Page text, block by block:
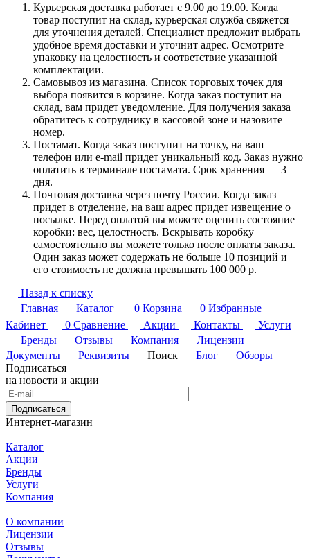
Курьерская доставка работает с 9.00 до 19.00. Когда
товар поступит на склад, курьерская служба свяжется
для уточнения деталей. Специалист предложит выбрать
удобное время доставки и уточнит адрес. Осмотрите
упаковку на целостность и соответствие указанной
комплектации.
Самовывоз из магазина. Список торговых точек для
выбора появится в корзине. Когда заказ поступит на
склад, вам придет уведомление. Для получения заказа
обратитесь к сотруднику в кассовой зоне и назовите
номер.
Постамат. Когда заказ поступит на точку, на ваш
телефон или e-mail придет уникальный код. Заказ нужно
оплатить в терминале постамата. Срок хранения — 3
дня.
Почтовая доставка через почту России. Когда заказ
придет в отделение, на ваш адрес придет извещение о
посылке. Перед оплатой вы можете оценить состояние
коробки: вес, целостность. Вскрывать коробку
самостоятельно вы можете только после оплаты заказа.
Один заказ может содержать не больше 10 позиций и
его стоимость не должна превышать 100 000 р.
Назад к списку
Главная
Каталог 0 Корзина 0 Избранные
Кабинет
0 Сравнение Акции Контакты
Услуги
Бренды
Отзывы Компания
Лицензии
Документы
Реквизиты Поиск Блог
Обзоры
Подписаться
на новости и акции
Подписаться
Интернет-магазин
Каталог
Акции
Бренды
Услуги
Компания
О компании
Лицензии
Отзывы